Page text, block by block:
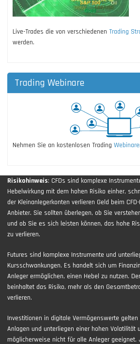
Live-Trades die von verschiedenen Trading
werden.
Trading Webinare
Nehmen Sie an kostenlosen Trading
Risikohinweis: CFDs sind komplexe
Hebelwirkung mit dem hohen Risiko einher,
der Kleinanlegerkonten verlieren Geld beim
Anbieter. Sie sollten überlegen, ob Sie
und ob Sie es sich leisten können, das hohe
zu verlieren.
Futures sind komplexe Instrumente und
Kursschwankungen. Es handelt sich um
Anleger ermöglichen, einen Hebel zu nutzen.
beinhaltet das Risiko, mehr als den
verlieren.
Investitionen in digitale Vermögenswerte
Anlagen und unterliegen einer hohen Volatilität
möglicherweise nicht für alle Anleger geeignet.